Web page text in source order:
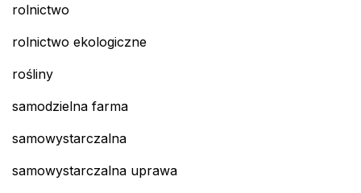
rolnictwo
rolnictwo ekologiczne
rośliny
samodzielna farma
samowystarczalna
samowystarczalna uprawa